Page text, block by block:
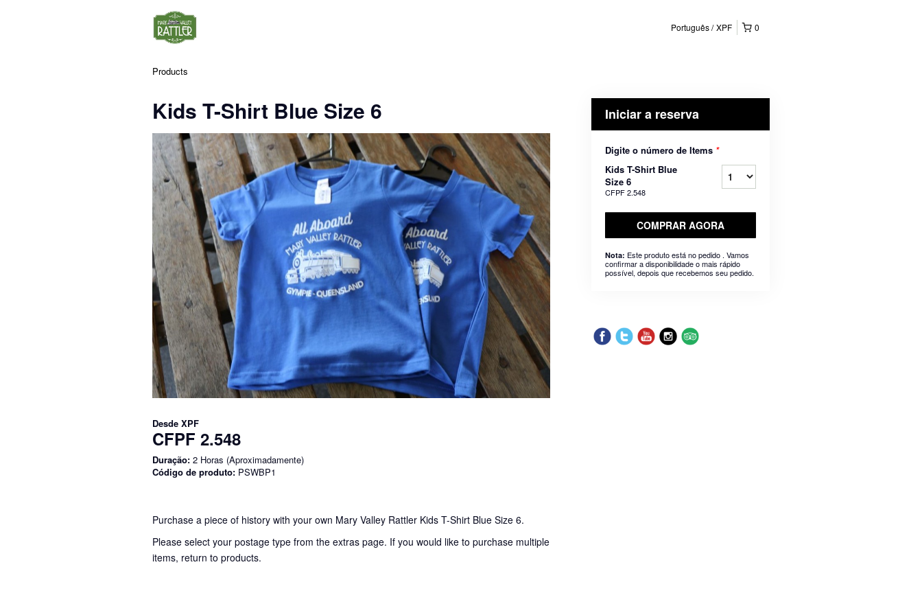
0
Português XPF
Products
Kids T-Shirt Blue Size 6
Desde XPF
CFPF 2.548
Duração: 2 Horas (Aproximadamente)
Código de produto: PSWBP1
Purchase a piece of history with your own Mary Valley Rattler Kids T-Shirt Blue Size 6.
Please select your postage type from the extras page. If you would like to purchase multiple
items, return to products.
Iniciar a reserva
Digite o número de Items *
Kids T-Shirt Blue
Size 6
CFPF 2.548
COMPRAR AGORA
Nota: Este produto está no pedido . Vamos
confirmar a disponibilidade o mais rápido
possível, depois que recebemos seu pedido.